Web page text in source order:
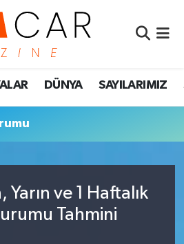
DÜNYA SAYILARIMIZ
Yarın ve 1 Haftalık
Tahmini
Eczaneler
ve Fikstür